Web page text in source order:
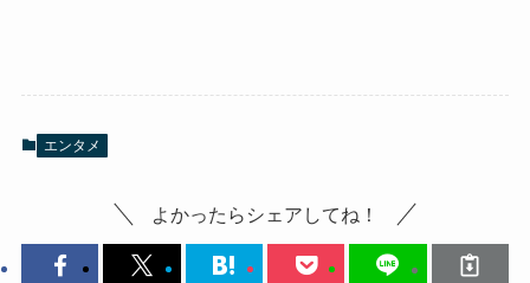
エンタメ
よかったらシェアしてね！